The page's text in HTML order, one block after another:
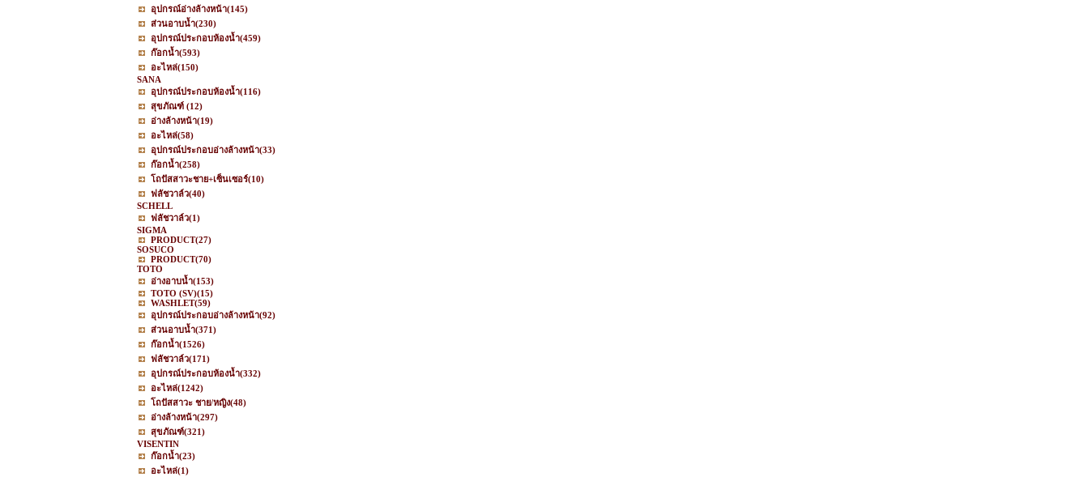
อุปกรณ์อ่างล้างหน้า(145)
ส่วนอาบน้ำ(230)
อุปกรณ์ประกอบห้องน้ำ(459)
ก๊อกน้ำ(593)
อะไหล่(150)
SANA
อุปกรณ์ประกอบห้องน้ำ(116)
สุขภัณฑ์ (12)
อ่างล้างหน้า(19)
อะไหล่(58)
อุปกรณ์ประกอบอ่างล้างหน้า(33)
ก๊อกน้ำ(258)
โถปัสสาวะชาย+เซ็นเซอร์(10)
ฟลัชวาล์ว(40)
SCHELL
ฟลัชวาล์ว(1)
SIGMA
PRODUCT(27)
SOSUCO
PRODUCT(70)
TOTO
อ่างอาบน้ำ(153)
TOTO (SV)(15)
WASHLET(59)
อุปกรณ์ประกอบอ่างล้างหน้า(92)
ส่วนอาบน้ำ(371)
ก๊อกน้ำ(1526)
ฟลัชวาล์ว(171)
อุปกรณ์ประกอบห้องน้ำ(332)
อะไหล่(1242)
โถปัสสาวะ ชาย/หญิง(48)
อ่างล้างหน้า(297)
สุขภัณฑ์(321)
VISENTIN
ก๊อกน้ำ(23)
อะไหล่(1)